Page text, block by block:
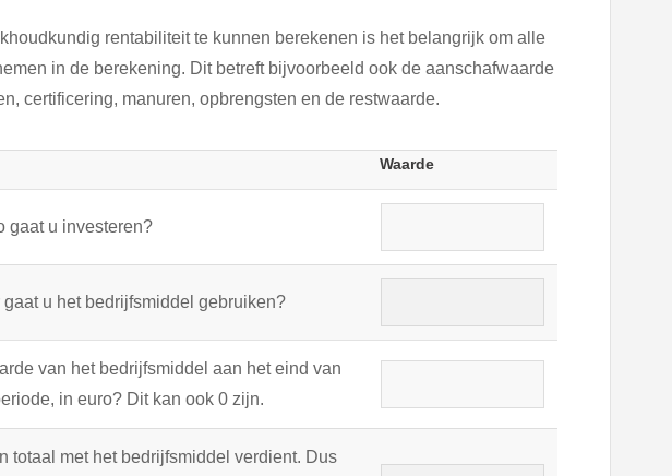
rentabiliteit te kunnen berekenen is het belangrijk om alle
in de berekening. Dit betreft bijvoorbeeld ook de aanschafwaarde
certificering, manuren, opbrengsten en de restwaarde.
Waarde
gaat u investeren?
gaat u het bedrijfsmiddel gebruiken?
van het bedrijfsmiddel aan het eind van
in euro? Dit kan ook 0 zijn.
totaal met het bedrijfsmiddel verdient. Dus